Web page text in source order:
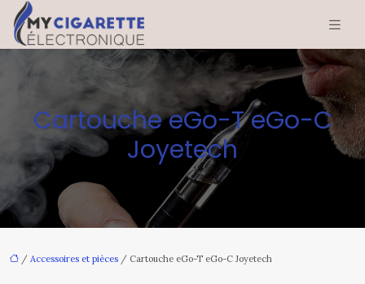
Cartouche eGo-T eGo-C
Joyetech
/ Accessoires et pièces / Cartouche eGo-T eGo-C Joyetech